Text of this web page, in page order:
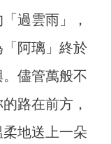
過雲雨」，
阿璃」終於
儘管萬般不
路在前方，
地送上一朵